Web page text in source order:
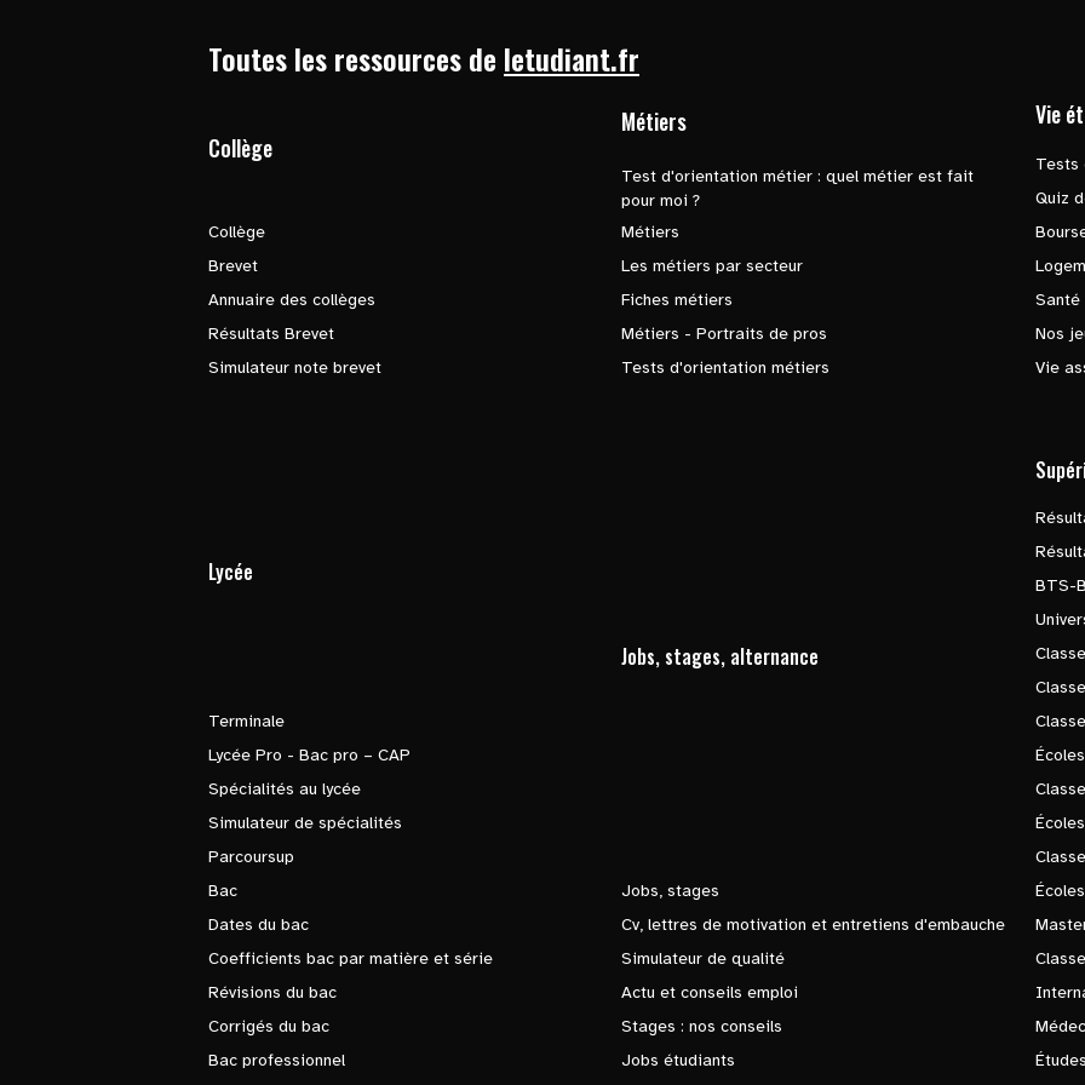
Toutes les ressources de letudiant.fr
Collège
Collège
Brevet
Annuaire des collèges
Résultats Brevet
Simulateur note brevet
Métiers
Test d'orientation métier : quel métier est fait
pour moi ?
Métiers
Les métiers par secteur
Fiches métiers
Métiers - Portraits de pros
Tests d'orientation métiers
Vie
Tests
Quiz
Santé
Nos
Vie
Lycée
Terminale
Lycée Pro - Bac pro – CAP
Spécialités au lycée
Simulateur de spécialités
Parcoursup
Bac
Dates du bac
Coefficients bac par matière et série
Révisions du bac
Corrigés du bac
Bac professionnel
Jobs, stages, alternance
Jobs, stages
Cv, lettres de motivation et entretiens d'embauche
Simulateur de qualité
Actu et conseils emploi
Stages : nos conseils
Jobs étudiants
BTS-